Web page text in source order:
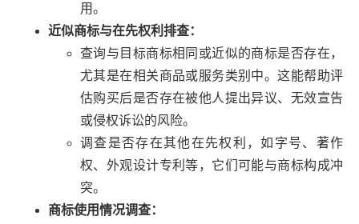
用。
近似商标与在先权利排查：
查询与目标商标相同或近似的商标是否存在，
尤其是在相关商品或服务类别中。这能帮助评
估购买后是否存在被他人提出异议、无效宣告
或侵权诉讼的风险。
调查是否存在其他在先权利，如字号、著作
权、外观设计专利等，它们可能与商标构成冲
突。
商标使用情况调查：